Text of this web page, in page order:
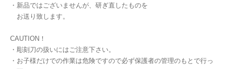
・新品ではございませんが、研ぎ直したものを
お送り致します。
CAUTION！
・彫刻刀の扱いにはご注意下さい。
・お子様だけでの作業は危険ですので必ず保護者の管理のもとで行っ